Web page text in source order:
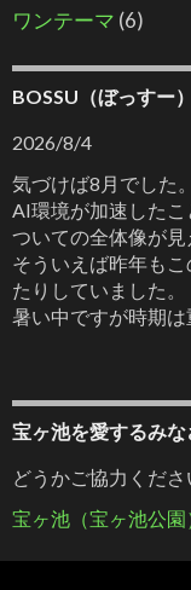
ワンテーマ (6)
BOSSU（ぼっすー
2026/8/4
気づけば8月でした。
AI環境が加速した
ついての全体像が見
そういえば昨年も
たりしていました。
暑い中ですが時期は
宝ヶ池を愛するみな
どうかご協力くださ
宝ヶ池（宝ヶ池公園